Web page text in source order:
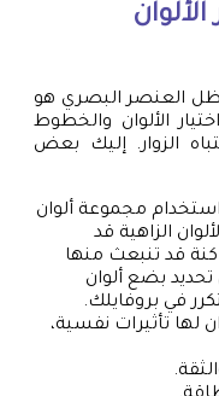
العنصر البصري هو
الألوان والخطوط
الزوار. إليك بعض
مجموعة ألوان
الزاهية قد
قد تنبعث منها
تحديد بضع ألوان
في بروفايلك.
لها تأثيرات نفسية،